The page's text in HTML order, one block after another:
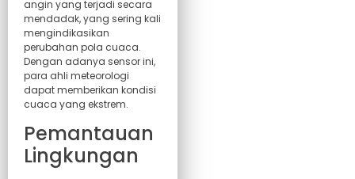
angin yang terjadi secara
mendadak, yang sering kali
mengindikasikan
perubahan pola cuaca.
Dengan adanya sensor ini,
para ahli meteorologi
dapat memberikan kondisi
cuaca yang ekstrem.
Pemantauan
Lingkungan